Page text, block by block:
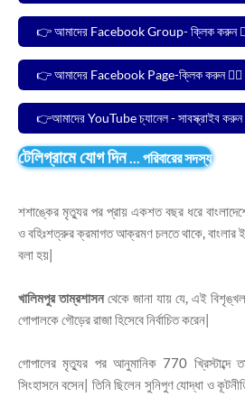
👉 আমাদের Facebook Group- ক্লিক করুন
👉 আমাদের Facebook Page-ক্লিক করুন 🙋‍♂️
👉আমাদের YouTube চ্যানেল - সাবস্ক্রাইব
টেলিগ্রামে যোগ দিন... পরিবারের সদস্য
শশাঙ্কের মৃত্যুর পর প্রায় একশত বছর ধরে
ও বহিঃশত্রুর ক্রমাগত আক্রমণ চলতে থাকে, বাংলার
বলা হয়|
খালিমপুর তাম্রশাসনথেকে জানা যায় যে, এই
গোপালকে গৌড়ের রাজা হিসেবে নির্বাচিত করেন|
গোপালের মৃত্যুর পর আনুমানিক 770 খ্রিস্টাব্দে
সিংহাসনে বসেন| তিনি ছিলেন সুনিপুণ যোদ্ধা ও